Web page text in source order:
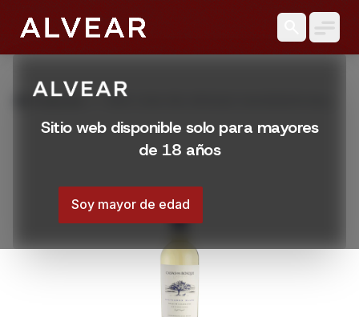
Sitio web disponible solo para mayores
de 18 años
Soy mayor de edad
Productos
VINO CASA DEL BOSQUE SAUVIGNON BLANC